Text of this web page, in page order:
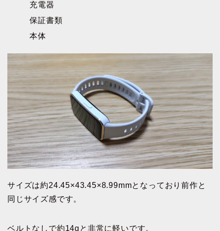
充電器
保証書類
本体
サイズは約24.45×43.45×8.99mmとなっており前作と
同じサイズ感です。
ベルトなしで約14gと非常に軽いです。